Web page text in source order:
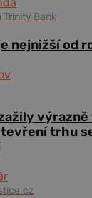
Trinity Bank
nejnižší od
trhu